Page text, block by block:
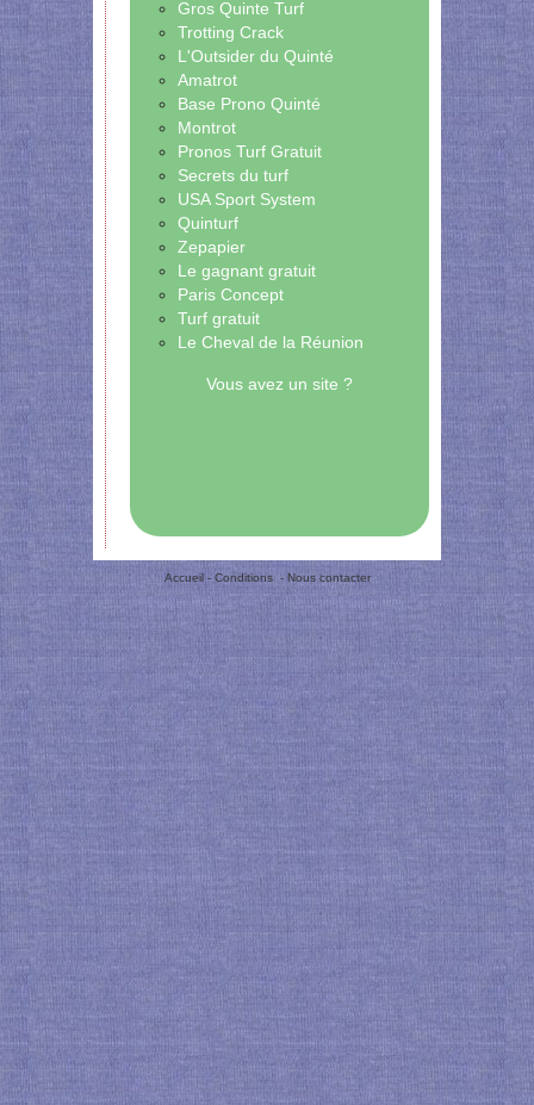
Gros Quinte Turf
Trotting Crack
L'Outsider du Quinté
Amatrot
Base Prono Quinté
Montrot
Pronos Turf Gratuit
Secrets du turf
USA Sport System
Quinturf
Zepapier
Le gagnant gratuit
Paris Concept
Turf gratuit
Le Cheval de la Réunion
Vous avez un site ?
Accueil- Conditions-Nous contacter